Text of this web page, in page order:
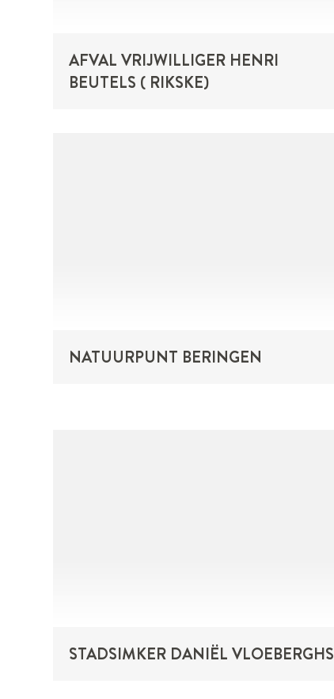
AFVAL VRIJWILLIGER HENRI
BEUTELS ( RIKSKE)
NATUURPUNT BERINGEN
STADSIMKER DANIËL VLOEBERGHS